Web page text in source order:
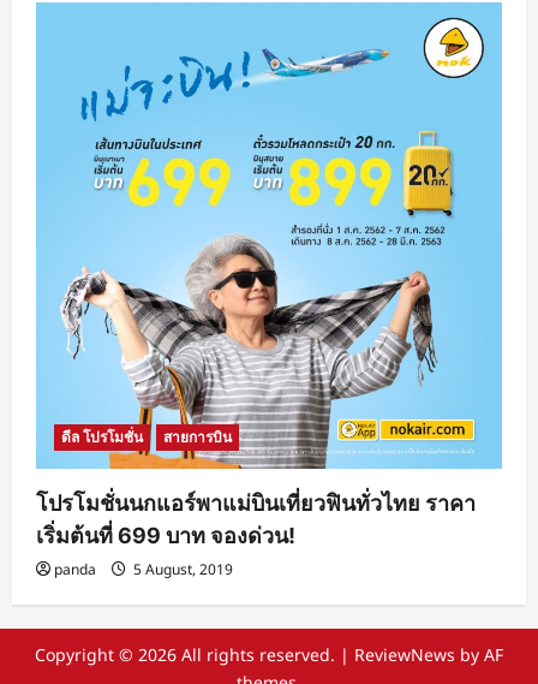
ดีล โปรโมชั่น สายการบิน
โปรโมชั่นนกแอร์พาแม่บินเที่ยวฟินทั่วไทย ราคา
เริ่มต้นที่ 699 บาท จองด่วน!
panda 5 August, 2019
Copyright © 2026 All rights reserved. | ReviewNews by AF